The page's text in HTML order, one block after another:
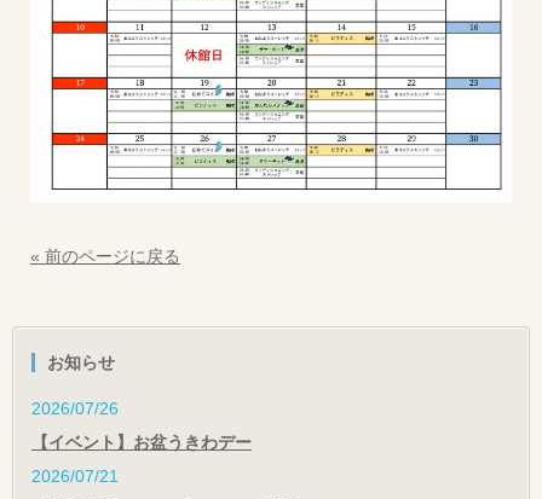
« 前のページに戻る
お知らせ
2026/07/26
【イベント】お盆うきわデー
2026/07/21